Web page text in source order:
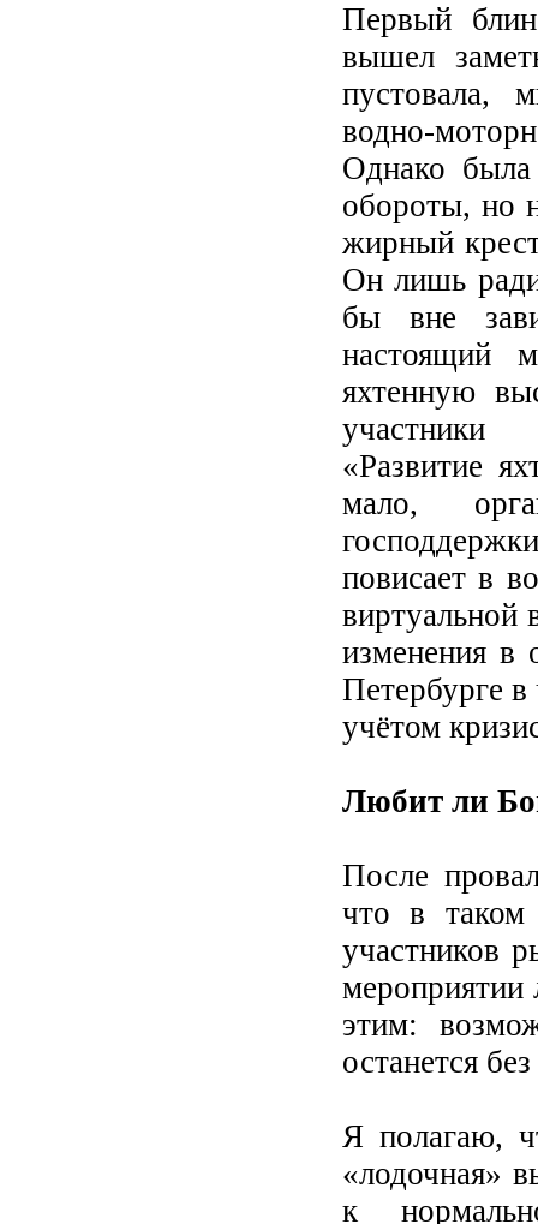
Первый
вышел
пустовала,
водно-
Однако
обороты, но
жирный
Он лишь
бы вне
настоящий
яхтенную
участники
«Развитие
мало,
повисает в
виртуальной
изменения в
Петербурге
учётом
Любит ли
После
что в таком
участников
мероприятии
этим:
останется
Я полагаю,
«лодочная»
к